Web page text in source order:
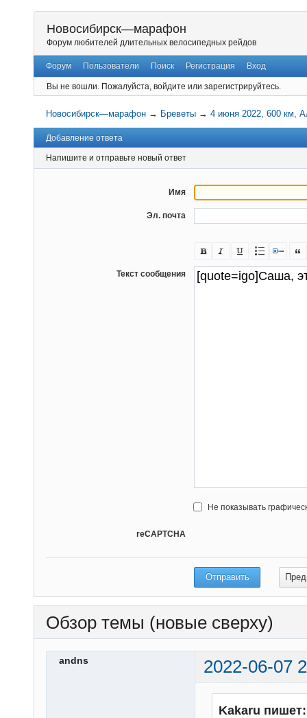
Новосибирск—марафон
Форум любителей длительных велосипедных рейдов
Форум Пользователи Поиск Регистрация Вход
Вы не вошли. Пожалуйста, войдите или зарегистрируйтесь.
Новосибирск—марафон → Бреветы →4 июня 2022, 600 км,
Добавление ответа
Напишите и отправьте новый ответ
Имя
Эл. почта
Текст сообщения
Не показывать
reCAPTCHA
Обзор темы (новые сверху)
andns 2022-06-07
Kakaru пишет: